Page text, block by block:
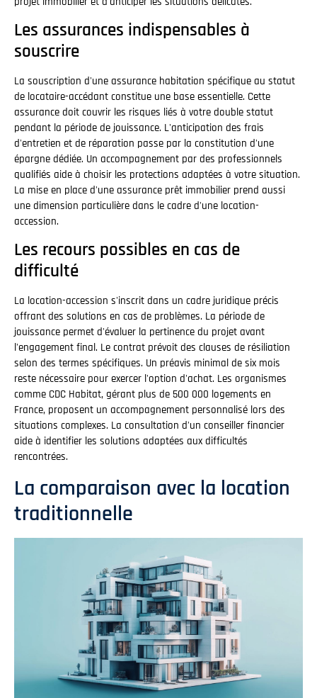
Les assurances indispensables à
souscrire
La souscription d'une assurance habitation spécifique au statut
de locataire-accédant constitue une base essentielle. Cette
assurance doit couvrir les risques liés à votre double statut
pendant la période de jouissance. L'anticipation des frais
d'entretien et de réparation passe par la constitution d'une
épargne dédiée. Un accompagnement par des professionnels
qualifiés aide à choisir les protections adaptées à votre situation.
La mise en place d'une assurance prêt immobilier prend aussi
une dimension particulière dans le cadre d'une location-
accession.
Les recours possibles en cas de
difficulté
La location-accession s'inscrit dans un cadre juridique précis
offrant des solutions en cas de problèmes. La période de
jouissance permet d'évaluer la pertinence du projet avant
l'engagement final. Le contrat prévoit des clauses de résiliation
selon des termes spécifiques. Un préavis minimal de six mois
reste nécessaire pour exercer l'option d'achat. Les organismes
comme CDC Habitat, gérant plus de 500 000 logements en
France, proposent un accompagnement personnalisé lors des
situations complexes. La consultation d'un conseiller financier
aide à identifier les solutions adaptées aux difficultés
rencontrées.
La comparaison avec la location
traditionnelle